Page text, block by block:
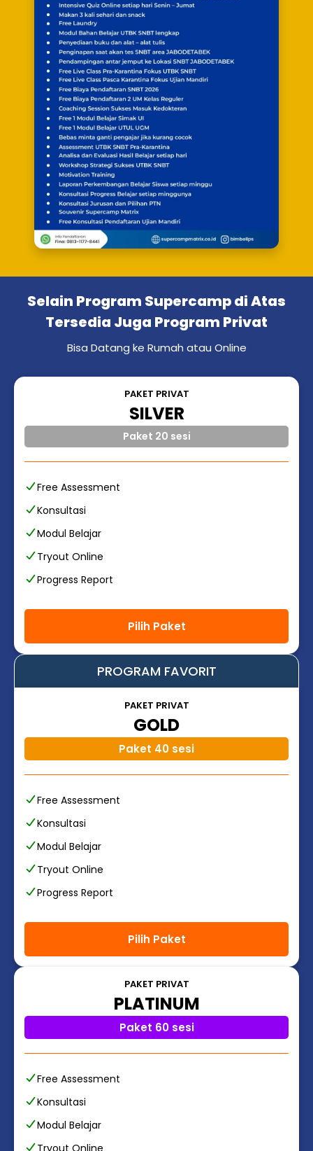
Selain Program Supercamp di Atas
Tersedia Juga Program Privat
Bisa Datang ke Rumah atau Online
PAKET PRIVAT
SILVER
Paket 20 sesi
Free Assessment
Konsultasi
Modul Belajar
Tryout Online
Progress Report
Pilih Paket
PROGRAM FAVORIT
PAKET PRIVAT
GOLD
Paket 40 sesi
Free Assessment
Konsultasi
Modul Belajar
Tryout Online
Progress Report
Pilih Paket
PAKET PRIVAT
PLATINUM
Paket 60 sesi
Free Assessment
Konsultasi
Modul Belajar